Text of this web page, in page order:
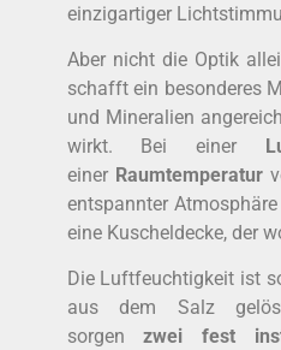
einzigartiger
Aber nicht die Optik
schafft ein besonderes
und Mineralien
wirkt. Bei einer
einer Raumtemperatur
entspannter
eine Kuscheldecke, der
Die Luftfeuchtigkeit ist
aus dem Salz
sorgenzwei fest